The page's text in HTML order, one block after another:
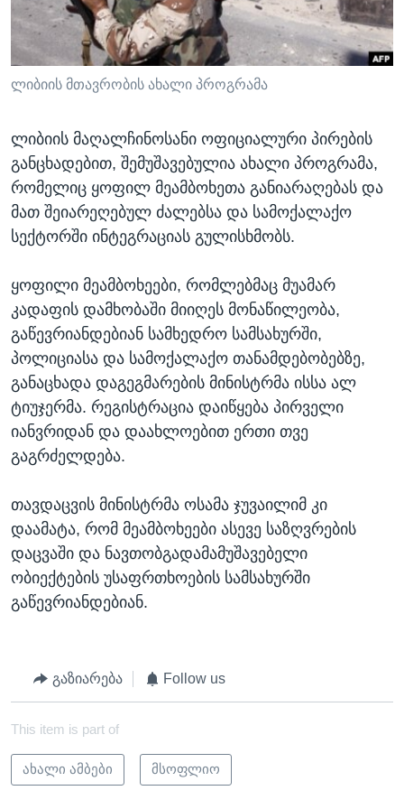
ᲡᲢᲣᲓᲘᲐ ᲕᲐᲨᲘᲜᲒᲢᲝᲜᲘ
ᲔᲙᲝᲜᲝᲛᲘᲙᲐ
ᲯᲐᲜᲛᲠᲗᲔᲚᲝᲑᲐ
ᲛᲔᲪᲜᲘᲔᲠᲔᲑᲐ
ᲙᲣᲚᲢᲣᲠᲐ
ᲒᲐᲚᲘᲚᲔᲝ
ᲓᲔᲖᲘᲜᲤᲝᲠᲛᲐᲪᲘᲐ
Learning English
ᲗᲕᲐᲚᲘ ᲒᲕᲐᲓᲔᲕᲜᲔᲗ
ენები
ლიბიის მთავრობის ახალი პროგრამა
ლიბიის მაღალჩინოსანი ოფიციალური პირების
განცხადებით, შემუშავებულია ახალი პროგრამა,
რომელიც ყოფილ მეამბოხეთა განიარაღებას და
მათ შეიარეღებულ ძალებსა და სამოქალაქო
სექტორში ინტეგრაციას გულისხმობს.
ყოფილი მეამბოხეები, რომლებმაც მუამარ
კადაფის დამხობაში მიიღეს მონაწილეობა,
გაწევრიანდებიან სამხედრო სამსახურში,
პოლიციასა და სამოქალაქო თანამდებობებზე,
განაცხადა დაგეგმარების მინისტრმა ისსა ალ
ტიუჯერმა. რეგისტრაცია დაიწყება პირველი
იანვრიდან და დაახლოებით ერთი თვე
გაგრძელდება.
თავდაცვის მინისტრმა ოსამა ჯუვაილიმ კი
დაამატა, რომ მეამბოხეები ასევე საზღვრების
დაცვაში და ნავთობგადამამუშავებელი
ობიექტების უსაფრთხოების სამსახურში
გაწევრიანდებიან.
გაზიარება Follow us
This item is part of
ახალი ამბები მსოფლიო